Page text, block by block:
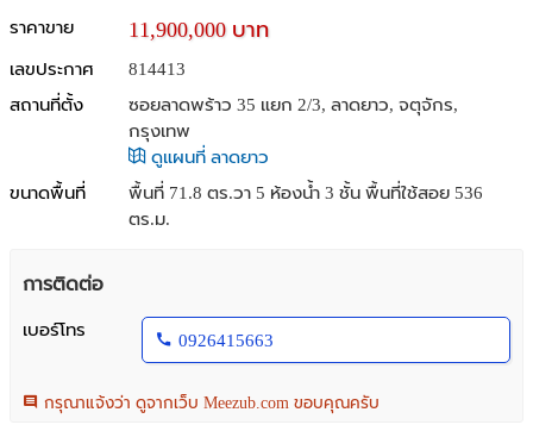
ราคาขาย 11,900,000 บาท
เลขประกาศ
814413
สถานที่ตั้ง
ซอยลาดพร้าว 35 แยก 2/3, ลาดยาว, จตุจักร,
กรุงเทพ
ดูแผนที่ ลาดยาว
ขนาดพื้นที่
พื้นที่ 71.8 ตร.วา 5 ห้องน้ำ 3 ชั้น พื้นที่ใช้สอย 536
ตร.ม.
การติดต่อ
เบอร์โทร
0926415663
กรุณาแจ้งว่า ดูจากเว็บ Meezub.com ขอบคุณครับ